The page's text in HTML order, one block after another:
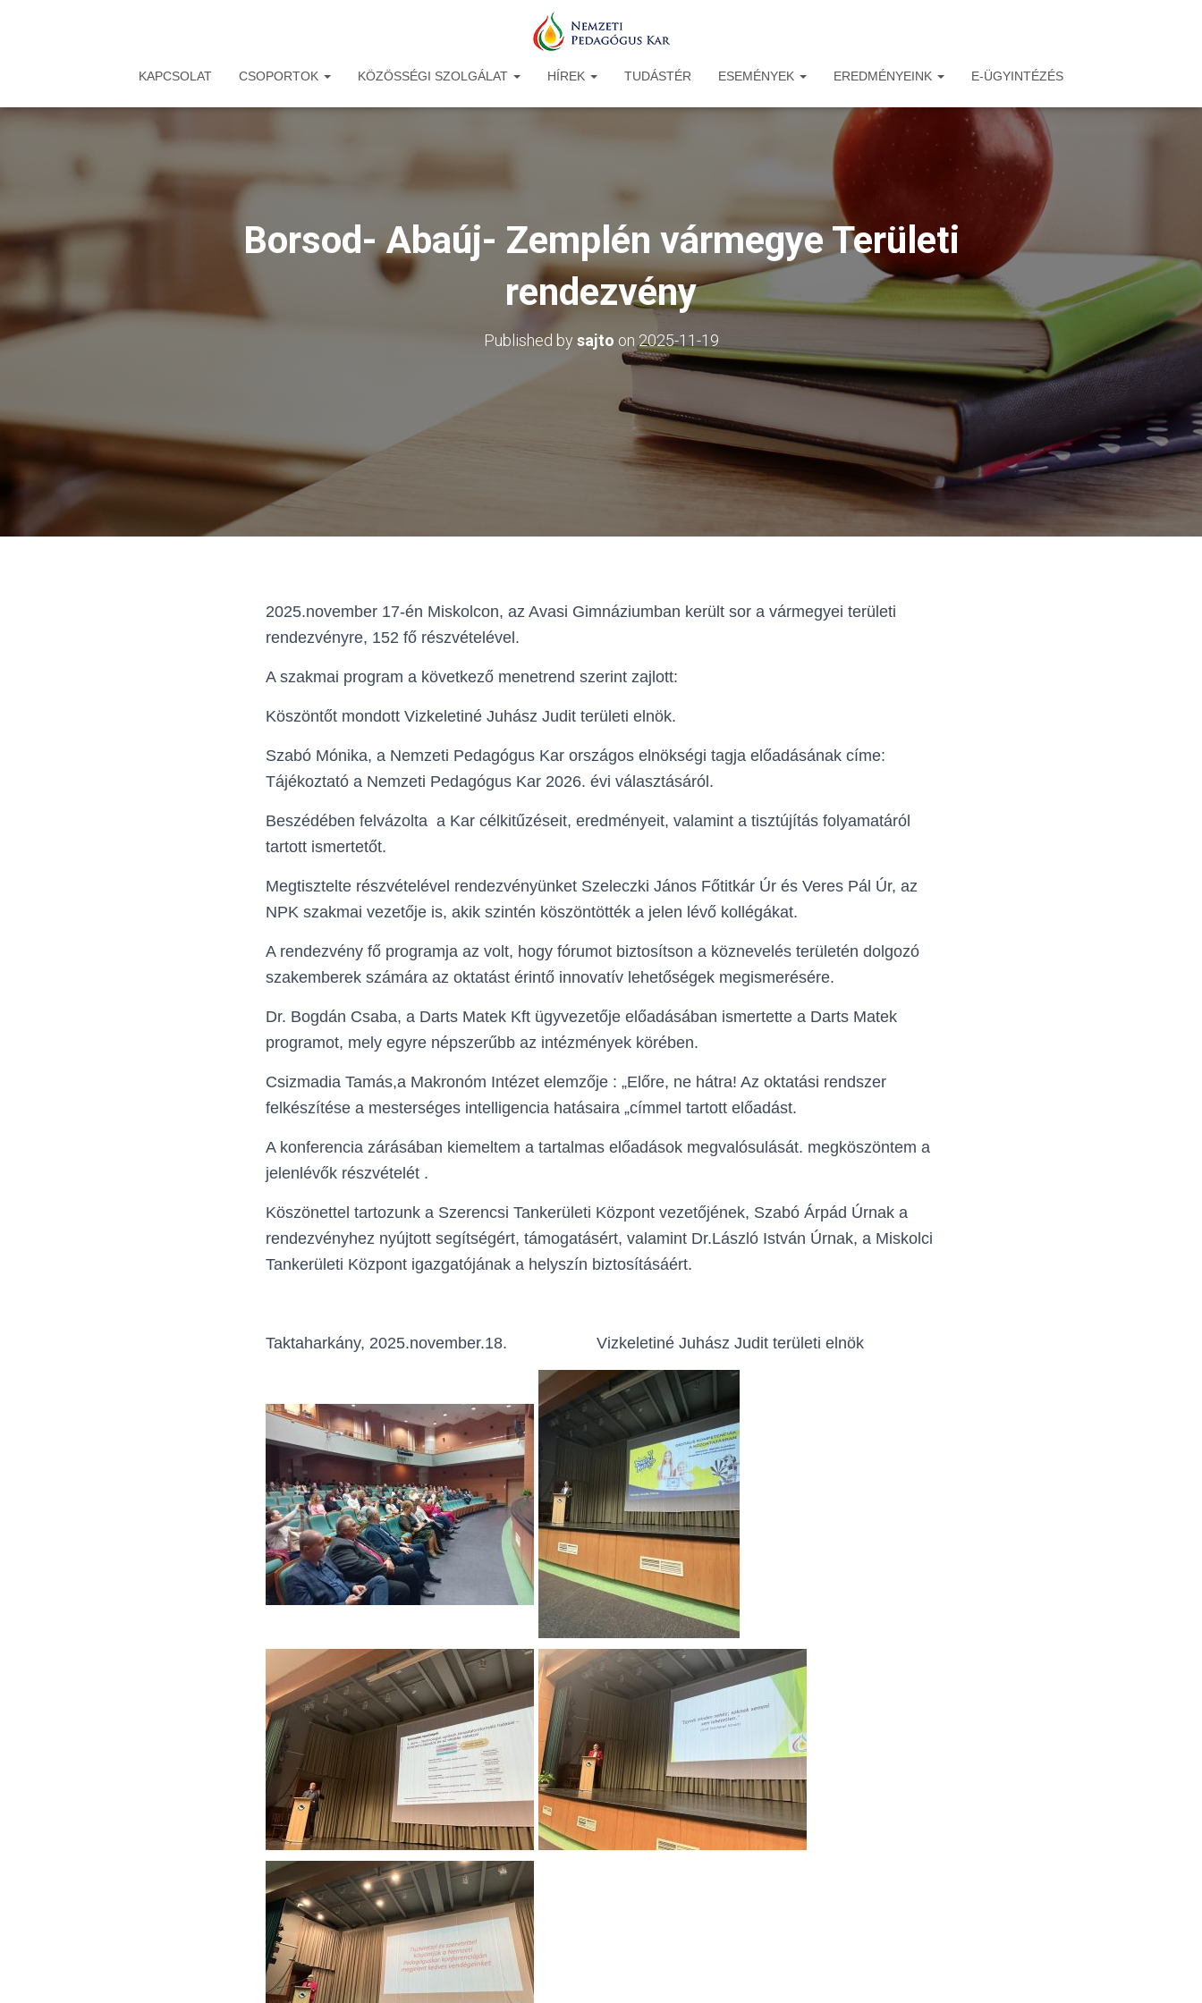
KAPCSOLAT CSOPORTOK KÖZÖSSÉGI SZOLGÁLAT HÍREK TUDÁSTÉR ESEMÉNYEK EREDMÉNYEINK E-ÜGYINTÉZÉS
Borsod- Abaúj- Zemplén vármegye Területi
rendezvény
Published by sajto on 2025-11-19
2025.november 17-én Miskolcon, az Avasi Gimnáziumban került sor a vármegyei területi
rendezvényre, 152 fő részvételével.
A szakmai program a következő menetrend szerint zajlott:
Köszöntőt mondott Vizkeletiné Juhász Judit területi elnök.
Szabó Mónika, a Nemzeti Pedagógus Kar országos elnökségi tagja előadásának címe:
Tájékoztató a Nemzeti Pedagógus Kar 2026. évi választásáról.
Beszédében felvázolta a Kar célkitűzéseit, eredményeit, valamint a tisztújítás folyamatáról
tartott ismertetőt.
Megtisztelte részvételével rendezvényünket Szeleczki János Főtitkár Úr és Veres Pál Úr, az
NPK szakmai vezetője is, akik szintén köszöntötték a jelen lévő kollégákat.
A rendezvény fő programja az volt, hogy fórumot biztosítson a köznevelés területén dolgozó
szakemberek számára az oktatást érintő innovatív lehetőségek megismerésére.
Dr. Bogdán Csaba, a Darts Matek Kft ügyvezetője előadásában ismertette a Darts Matek
programot, mely egyre népszerűbb az intézmények körében.
Csizmadia Tamás,a Makronóm Intézet elemzője : „Előre, ne hátra! Az oktatási rendszer
felkészítése a mesterséges intelligencia hatásaira „címmel tartott előadást.
A konferencia zárásában kiemeltem a tartalmas előadások megvalósulását. megköszöntem a
jelenlévők részvételét .
Köszönettel tartozunk a Szerencsi Tankerületi Központ vezetőjének, Szabó Árpád Úrnak a
rendezvényhez nyújtott segítségért, támogatásért, valamint Dr.László István Úrnak, a Miskolci
Tankerületi Központ igazgatójának a helyszín biztosításáért.
Taktaharkány, 2025.november.18. Vizkeletiné Juhász Judit területi elnök